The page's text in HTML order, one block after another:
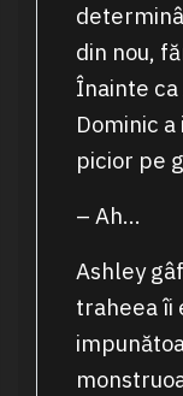
din nou,
Înainte ca
Dominic
picior pe
– Ah…
Ashley
traheea îi